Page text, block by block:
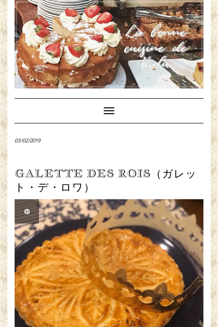
Toggle
Navigation
03/02/2019
GALETTE DES ROIS（ガレッ
ト・デ・ロワ）